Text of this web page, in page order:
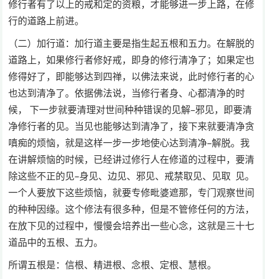
修行者有了以上的戒和定的资粮，才能够进一步上路，在修
行的道路上前进。
（二）加行道：加行道主要是指生起五根和五力。在解脱的
道路上，如果修行者修好戒，即身的修行清净了；如果定也
修得好了，即能够达到四禅，以佛法来说，此时修行者的心
也达到清净了。依据佛法说，当修行者身、心都清净的时
候， 下一步就要清理对世间种种错误的见解–邪见，即要清
净修行者的见。当见也能够达到清净了，接下来就要清净贪
嗔痴的烦恼，就是这样一步一步地使心达到清净–解脱。我
在讲解烦恼的时候，已经讲过修行人在修道的过程中，要清
除这些不正的见–身见、边见、邪见、戒禁取见、见取 见。
一个人要放下这些烦恼，就要专修毗婆遮那，专门观察世间
的种种因缘。这个修法有很多种，但是不管修任何的方法，
在放下见的过程中，慢慢会培养出一些心念，这就是三十七
道品中的五根、五力。
所谓五根是：信根、精进根、念根、定根、慧根。